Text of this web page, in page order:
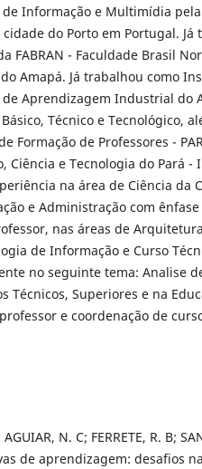
de Informação e Multimídia
cidade do Porto em Portugal.
FABRAN - Faculdade Brasil
Amapá. Já trabalhou como
de Aprendizagem Industrial do
Técnico e Tecnológico,
Formação de Professores -
Ciência e Tecnologia do Pará -
na área de Ciência da
e Administração com
nas áreas de
de Informação e Curso
no seguinte tema: Analise
Técnicos, Superiores e na
e coordenação de
N. C; FERRETE, R. B;
de aprendizagem: desafios